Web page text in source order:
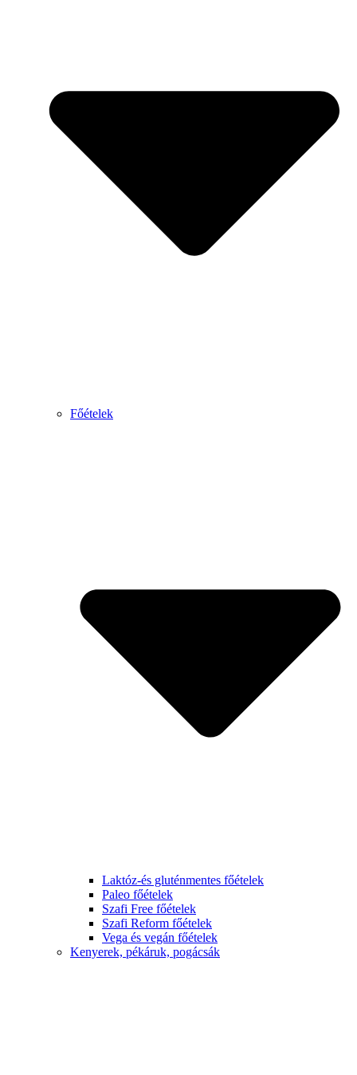
Főételek
Laktóz-és gluténmentes főételek
Paleo főételek
Szafi Free főételek
Szafi Reform főételek
Vega és vegán főételek
Kenyerek, pékáruk, pogácsák